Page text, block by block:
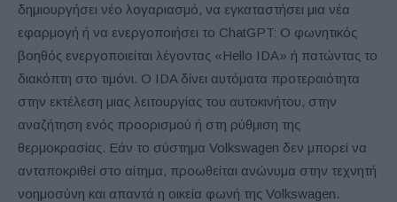
δημιουργήσει νέο λογαριασμό, να εγκαταστήσει μια νέα
εφαρμογή ή να ενεργοποιήσει το ChatGPT: Ο φωνητικός
βοηθός ενεργοποιείται λέγοντας «Hello IDA» ή πατώντας το
διακόπτη στο τιμόνι. Ο IDA δίνει αυτόματα προτεραιότητα
στην εκτέλεση μιας λειτουργίας του αυτοκινήτου, στην
αναζήτηση ενός προορισμού ή στη ρύθμιση της
θερμοκρασίας. Εάν το σύστημα Volkswagen δεν μπορεί να
ανταποκριθεί στο αίτημα, προωθείται ανώνυμα στην τεχνητή
νοημοσύνη και απαντά η οικεία φωνή της Volkswagen.